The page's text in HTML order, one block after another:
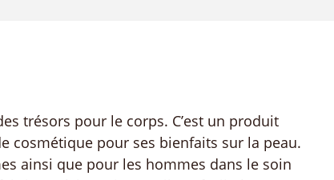
trésors pour le corps. C’est un produit
cosmétique pour ses bienfaits sur la peau.
ainsi que pour les hommes dans le soin